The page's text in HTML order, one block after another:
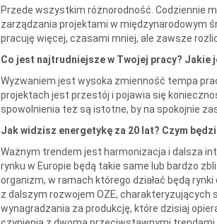
Przede wszystkim różnorodność. Codziennie
zarządzania projektami w międzynarodowym
pracuję więcej, czasami mniej, ale zawsze
Co jest najtrudniejsze w Twojej pracy? Jakie
Wyzwaniem jest wysoka zmienność tempa
projektach jest przestój i pojawia się
spowolnienia też są istotne, by na spokojnie
Jak widzisz energetykę za 20 lat? Czym
Ważnym trendem jest harmonizacja i dalsza
rynku w Europie będą takie same lub bardzo
organizm, w ramach którego działać będą
z dalszym rozwojem OZE,
wynagradzania za produkcję, które dzisiaj